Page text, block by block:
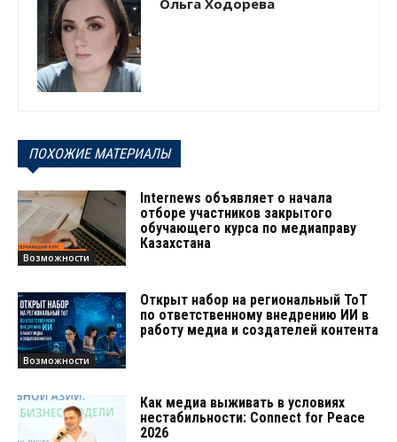
ПОХОЖИЕ МАТЕРИАЛЫ
Возможности
Internews объявляет о начала
отборе участников закрытого
обучающего курса по медиаправу
Казахстана
Возможности
Открыт набор на региональный ТоТ
по ответственному внедрению ИИ в
работу медиа и создателей контента
Как медиа выживать в условиях
нестабильности: Connect for Peace
2026